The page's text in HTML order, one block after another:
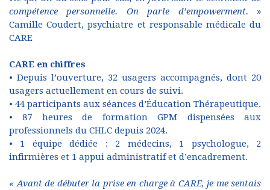
compétence personnelle. On parle d’empowerment. »
Camille Coudert, psychiatre et responsable médicale du
CARE
CARE en chiffres
• Depuis l’ouverture, 32 usagers accompagnés, dont 20
usagers actuellement en cours de suivi.
• 44 participants aux séances d’Éducation Thérapeutique.
• 87 heures de formation GPM dispensées aux
professionnels du CHLC depuis 2024.
• 1 équipe dédiée : 2 médecins, 1 psychologue, 2
infirmières et 1 appui administratif et d’encadrement.
« Avant de débuter la prise en charge à CARE, je me sentais